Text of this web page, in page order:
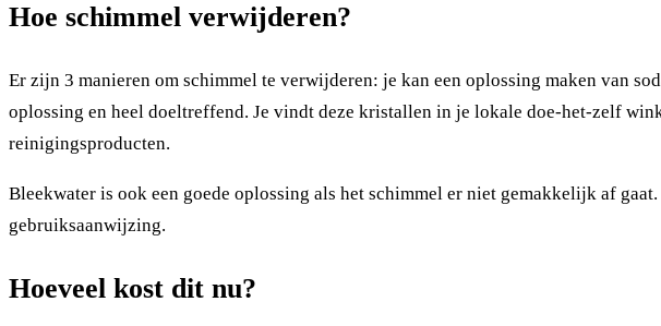
Hoe schimmel verwijderen?
Er zijn 3 manieren om schimmel te verwijderen: je kan een oplossing maken van
oplossing en heel doeltreffend. Je vindt deze kristallen in je lokale doe-het-zelf
reinigingsproducten.
Bleekwater is ook een goede oplossing als het schimmel er niet gemakkelijk af
gebruiksaanwijzing.
Hoeveel kost dit nu?